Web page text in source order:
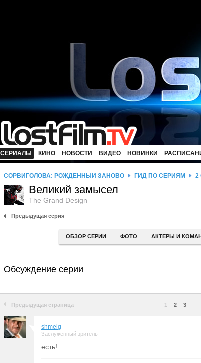
СЕРИАЛЫ КИНО НОВОСТИ ВИДЕО НОВИНКИ
СОРВИГОЛОВА: РОЖДЕННЫЙ ЗАНОВО ГИД ПО СЕРИЯМ 2
Великий замысел
The Grand Design
Предыдущая серия
ОБЗОР СЕРИИ ФОТО АКТЕРЫ И
Обсуждение серии
Предыдущая страница 1 2 3
shmelg
Заслуженный зритель
есть!